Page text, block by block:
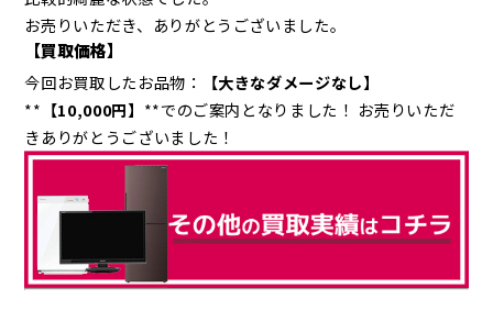
お売りいただき、ありがとうございました。
【買取価格】
今回お買取したお品物：
【大きなダメージなし】
** 【10,000円】 **でのご案内となりました！ お売りいただ
きありがとうございました！